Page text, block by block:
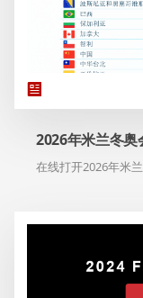
2026年米兰冬奥
在线打开2026年米